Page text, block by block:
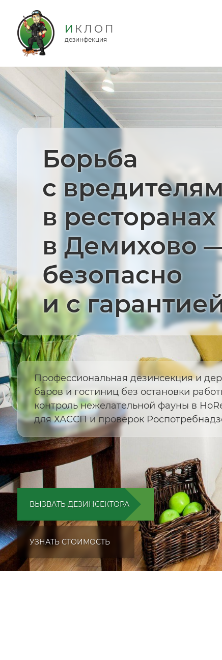
дезинфекция
Борьба
с
в ресторанах
в Демихово
безопасно
и с
Профессиональная дезинсекция и
баров и гостиниц без остановки
контроль нежелательной фауны в
для ХАССП и проверок
ВЫЗВАТЬ ДЕЗИНСЕКТОРА
УЗНАТЬ СТОИМОСТЬ